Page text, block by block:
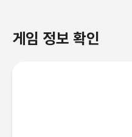
게임 정보 확인